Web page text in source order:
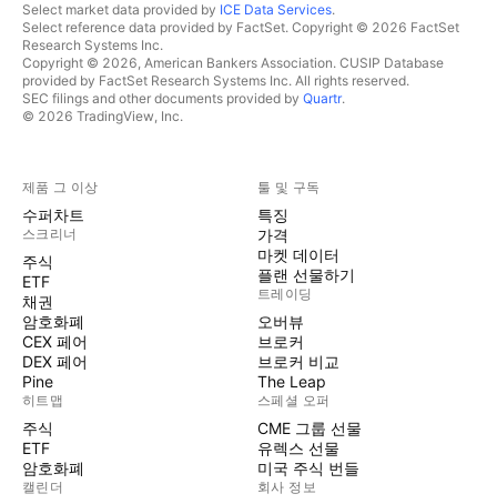
Select market data provided by ICE Data Services.
Select reference data provided by FactSet. Copyright © 2026 FactSet
Research Systems Inc.
Copyright © 2026, American Bankers Association. CUSIP Database
provided by FactSet Research Systems Inc. All rights reserved.
SEC filings and other documents provided by Quartr.
© 2026 TradingView, Inc.
제품 그 이상
수퍼차트
스크리너
주식
ETF
채권
암호화폐
CEX 페어
DEX 페어
Pine
히트맵
주식
ETF
암호화폐
캘린더
툴 및 구독
특징
가격
마켓 데이터
플랜 선물하기
트레이딩
오버뷰
브로커
브로커 비교
The Leap
스페셜 오퍼
CME 그룹 선물
유렉스 선물
미국 주식 번들
회사 정보